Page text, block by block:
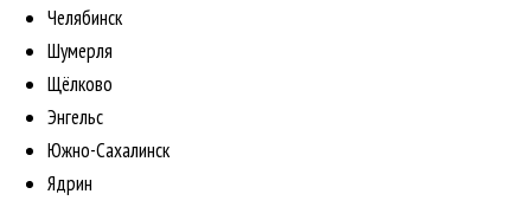
Челябинск
Шумерля
Щёлково
Энгельс
Южно-Сахалинск
Ядрин